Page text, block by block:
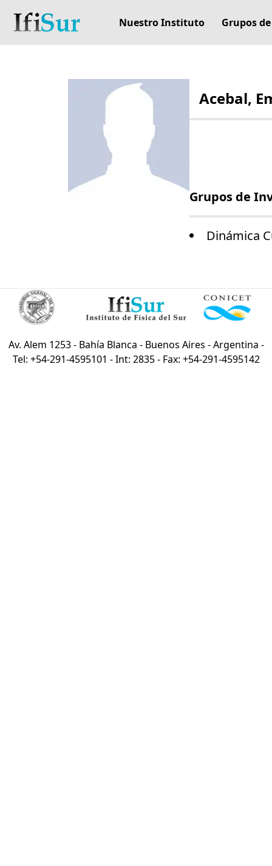
Nuestro Instituto Grupos
Acebal,
Grupos de
Dinámica
Av. Alem 1253 - Bahía Blanca - Buenos Aires - Argentina -
Tel: +54-291-4595101 - Int: 2835 - Fax: +54-291-4595142